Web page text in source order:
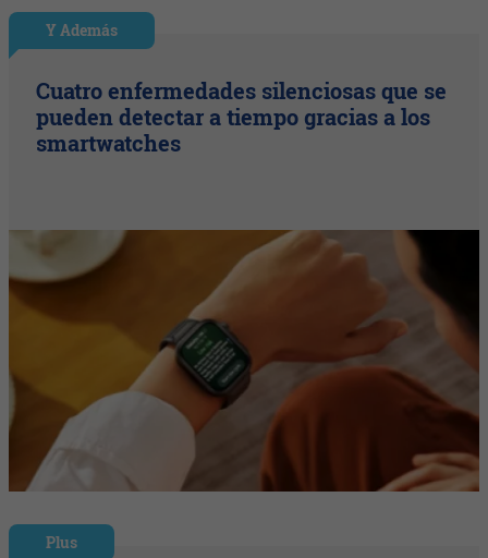
Y Además
Cuatro enfermedades silenciosas que se
pueden detectar a tiempo gracias a los
smartwatches
Plus